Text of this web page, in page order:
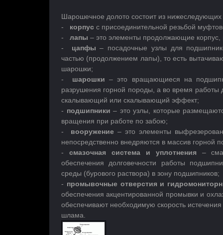
Шарошечное долото состоит из нижеследующих
- корпусс присоединительной резьбой
- лапы – это элементы продолжающие
- цапфы – посадочные узлы для
частью (продолжением лапы), то есть
шарошки;
- шарошки – это вращающиеся на
разрушения горной породы, а во время
скалывающий или скалывающий эффект;
- подшипники – это узлы, которые
вращения при работе по забою;
- вооружение– это элементы
непосредственно внедряются в массив горной
- смазочная система и уплотнения –
обеспечения долговечности работы
среды (бурового раствора) в зону подшипников;
- промывочные отверстия и
обеспечения акцентированной промывки и
обеспечивают необходимую скорость
шлама.